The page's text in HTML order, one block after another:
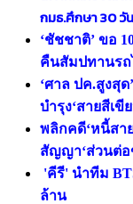
กมธ.ศึกษา 30 วัน
‘ชัชชาติ’ ขอ
คืนสัมปทานร
‘ศาล ปค.สูงสุด
บำรุง‘สายสีเขี
พลิกคดี‘หนี้สา
สัญญา‘ส่วนต่อ
'คีรี' นำทีม
ล้าน